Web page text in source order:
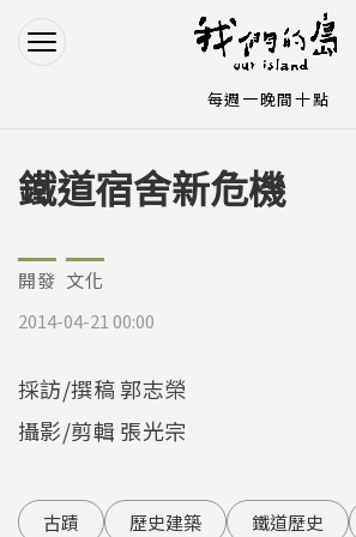
Jump to Navigation
Jump to Main content
您在這裡
鐵道宿舍新危機
開發 文化
2014-04-21 00:00
採訪/撰稿 郭志榮
攝影/剪輯 張光宗
古蹟 歷史建築 鐵道歷史
每週一晚間十點